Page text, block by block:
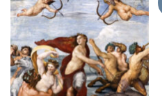
Aggiungi
alla lista
dei
desideri